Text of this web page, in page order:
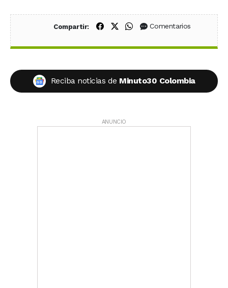
Compartir: Compartir en Facebook
Compartir en X (Twitter)
Compartir en WhatsApp
Comentarios
Reciba noticias de Minuto30 Colombia
ANUNCIO